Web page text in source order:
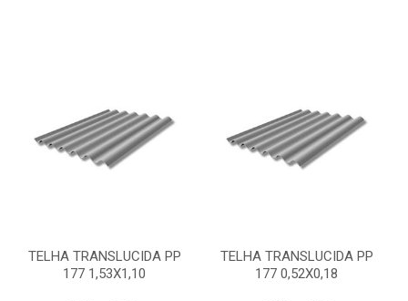
TELHA TRANSLUCIDA PP
177 1,53X1,10
TELHA TRANSLUCIDA PP
177 0,52X0,18